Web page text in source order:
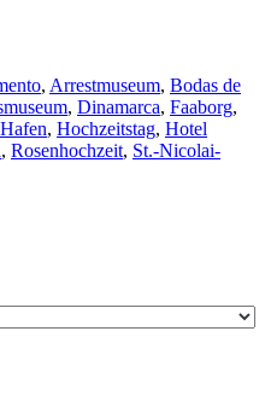
, Arrestmuseum, Bodas de
, Dinamarca, Faaborg,
Hafen, Hochzeitstag, Hotel
, Rosenhochzeit, St.-Nicolai-